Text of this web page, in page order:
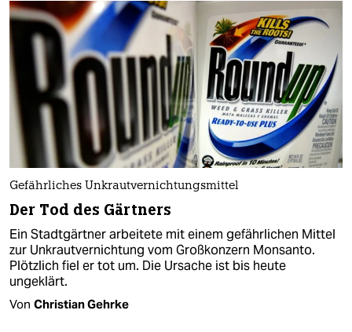
Gefährliches Unkrautvernichtungsmittel
Der Tod des Gärtners
Ein Stadtgärtner arbeitete mit einem gefährlichen Mittel
zur Unkrautvernichtung vom Großkonzern Monsanto.
Plötzlich fiel er tot um. Die Ursache ist bis heute
ungeklärt.
Von Christian Gehrke